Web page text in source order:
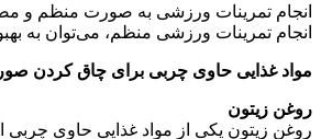
انجام تمرینات ورزشی به صورت منظم و
انجام تمرینات ورزشی منظم، می‌توان
مواد غذایی حاوی چربی برای چاق کردن
روغن زیتون